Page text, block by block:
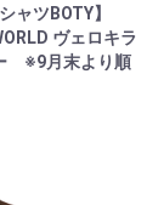
ャツBOTY】
ヴェロキラ
※9月末より順